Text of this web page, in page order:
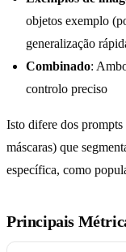
objetos exemplo
generalização
Combinado:
controlo preciso
Isto difere dos
máscaras) que
específica, como
Principais